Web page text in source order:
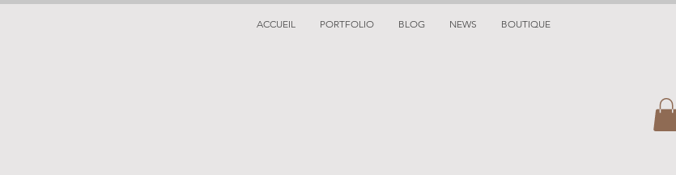
ACCUEIL PORTFOLIO BLOG NEWS BOUTIQUE